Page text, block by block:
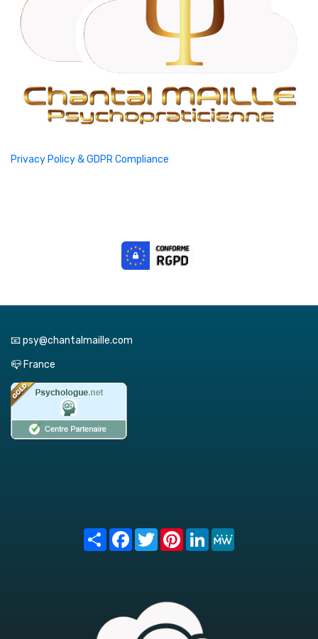
Privacy Policy & GDPR Compliance
📧 psy@chantalmaille.com
📪 France
Share FacebookTwitterPinterest
LinkedIn